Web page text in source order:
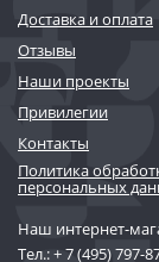
Доставка и оплата
Отзывы
Наши проекты
Привилегии
Контакты
Политика
персональных
Наш интернет-
Тел.:+ 7 (495) 797-